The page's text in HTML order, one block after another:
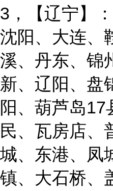
3，【辽宁】
沈阳、大连、
溪、丹东、锦
新、辽阳、盘
阳、葫芦岛
民、瓦房店、
城、东港、凤
镇、大石桥、